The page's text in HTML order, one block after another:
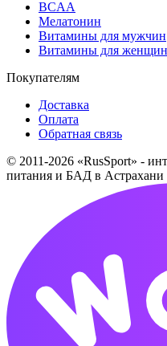
BCAA
Мелатонин
Витамины для мужчин
Витамины для женщин
Покупателям
Доставка
Оплата
Обратная связь
© 2011-2026 «RusSport» -
питания и БАД в Астрахани